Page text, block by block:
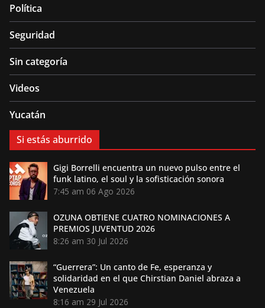
Política
Seguridad
Sin categoría
Videos
Yucatán
Si estás aburrido
Gigi Borrelli encuentra un nuevo pulso entre el
funk latino, el soul y la sofisticación sonora
7:45 am 06 Ago 2026
OZUNA OBTIENE CUATRO NOMINACIONES A
PREMIOS JUVENTUD 2026
8:26 am 30 Jul 2026
“Guerrera”: Un canto de Fe, esperanza y
solidaridad en el que Chirstian Daniel abraza a
Venezuela
8:16 am 29 Jul 2026